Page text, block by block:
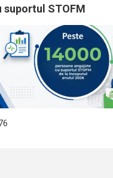
suportul STOFM